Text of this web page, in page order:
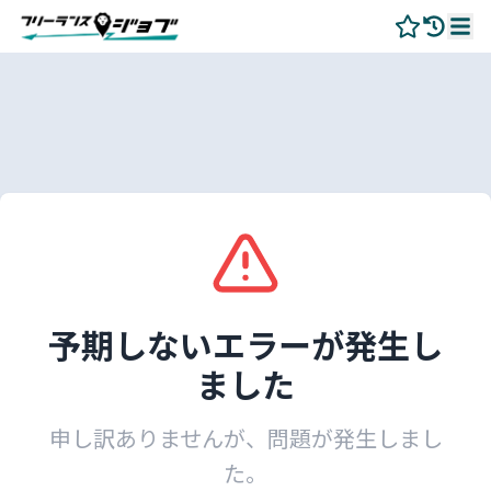
予期しないエラーが発生し
ました
申し訳ありませんが、問題が発生しまし
た。